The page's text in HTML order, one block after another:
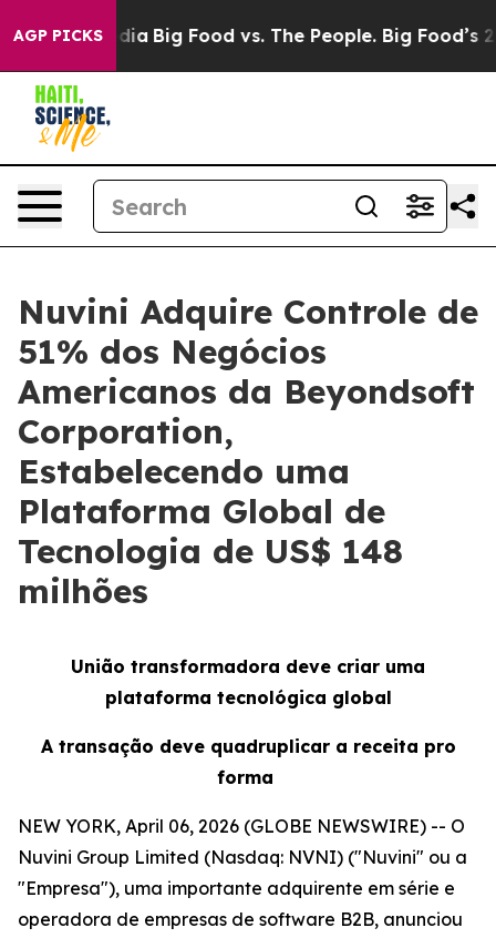
AGP PICKS
Media Big Food vs. The People. Big Food’s 239
Nuvini Adquire Controle de
51% dos Negócios
Americanos da Beyondsoft
Corporation,
Estabelecendo uma
Plataforma Global de
Tecnologia de US$ 148
milhões
União transformadora deve criar uma
plataforma tecnológica global
A transação deve quadruplicar a receita pro
forma
NEW YORK, April 06, 2026 (GLOBE NEWSWIRE) -- O
Nuvini Group Limited (Nasdaq: NVNI) ("Nuvini" ou a
"Empresa"), uma importante adquirente em série e
operadora de empresas de software B2B, anunciou